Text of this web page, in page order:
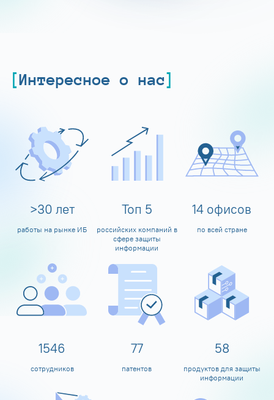
Интересное о нас
>30 лет
работы на рынке ИБ
Топ 5
российских компаний в
сфере защиты
информации
14 офисов
по всей стране
1600
сотрудников
80
патентов
60
продуктов для защиты
информации